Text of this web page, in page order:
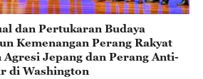
dan Pertukaran Budaya
Kemenangan Perang Rakyat
Jepang dan Perang Anti-
di Washington